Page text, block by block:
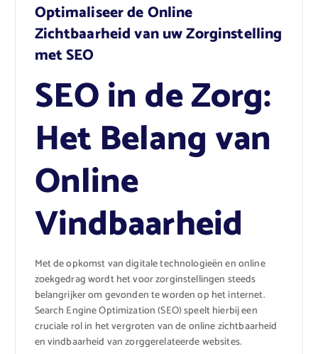
Optimaliseer de Online
Zichtbaarheid van uw Zorginstelling
met SEO
SEO in de Zorg:
Het Belang van
Online
Vindbaarheid
Met de opkomst van digitale technologieën en online
zoekgedrag wordt het voor zorginstellingen steeds
belangrijker om gevonden te worden op het internet.
Search Engine Optimization (SEO) speelt hierbij een
cruciale rol in het vergroten van de online zichtbaarheid
en vindbaarheid van zorggerelateerde websites.